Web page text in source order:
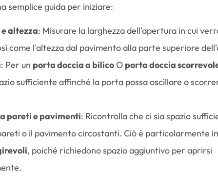
semplice guida per iniziare:
altezza: Misurare la larghezza dell'apertura in cui
come l'altezza dal pavimento alla parte superiore
: Per un porta doccia a bilico O porta doccia
sufficiente affinché la porta possa oscillare o
pareti e pavimenti: Ricontrolla che ci sia spazio
o il pavimento circostanti. Ciò è particolarmente
, poiché richiedono spazio aggiuntivo per aprirsi